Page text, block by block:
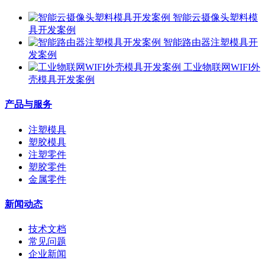
智能云摄像头塑料模
具开发案例
智能路由器注塑模具开
发案例
工业物联网WIFI外
壳模具开发案例
产品与服务
注塑模具
塑胶模具
注塑零件
塑胶零件
金属零件
新闻动态
技术文档
常见问题
企业新闻